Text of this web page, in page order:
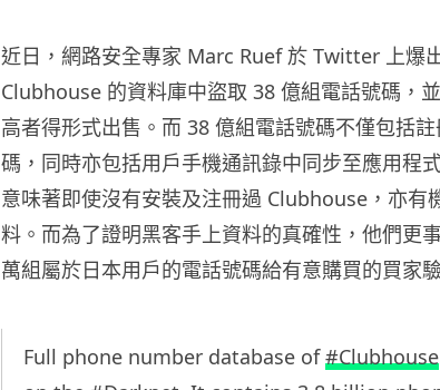
近日，網路安全專家 Marc Ruef 於 Twitter 上爆
Clubhouse 的資料庫中盜取 38 億組電話號碼，
高者得形式出售。而 38 億組電話號碼不僅包括
碼，同時亦包括用戶手機通訊錄中同步至應用程
意味著即使沒有安裝及注冊過 Clubhouse，亦有
料。而為了證明黑客手上資料的真確性，他們更
萬組屬於日本用戶的電話號碼給有意購買的買家
Full phone number database of#Clubhouse